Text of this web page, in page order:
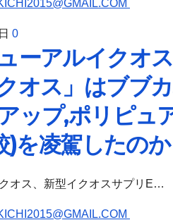
0
ーアルイクオス
オス」はブブ
ップ,ポリピュ
)を凌駕したのか
オス、新型イクオスサプリE…